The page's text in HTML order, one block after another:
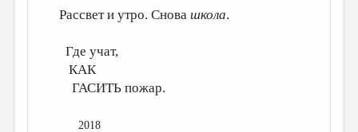
Рассвет и утро. Снова школа.
Где учат,
КАК
ГАСИТЬ пожар.
2018